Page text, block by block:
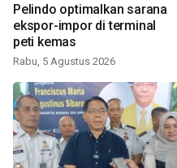
Pelindo optimalkan sarana
ekspor-impor di terminal
peti kemas
Rabu, 5 Agustus 2026